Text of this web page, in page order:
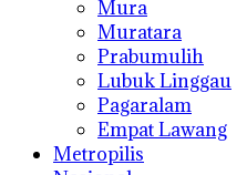
Mura
Muratara
Prabumulih
Lubuk Linggau
Pagaralam
Empat Lawang
Metropilis